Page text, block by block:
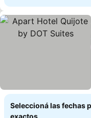
Seleccioná las fechas
exactos